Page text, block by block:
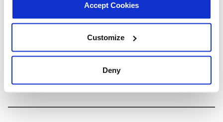
Accept Cookies
Customize
Deny
kluczowe jest wybranie takiego, który odpowiada
specyfikacjom zalecanym przez OE (oryginalnego
producenta) pojazdu. Użycie niewłaściwego korka
niezbędnych funkcji, może prowadzić do problemów z
układem chłodzenia, w tym przegrzewania i wycieków
płynu chłodzącego.